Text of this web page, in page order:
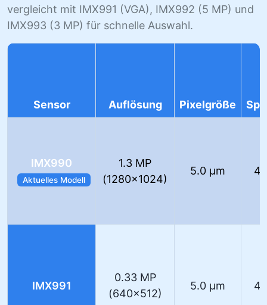
vergleicht mit IMX991 (VGA), IMX992 (5 MP) und
IMX993 (3 MP) für schnelle Auswahl.
Sensor Auflösung Pixelgröße
IMX990
Aktuelles Modell
1.3 MP
(1280×1024)
5.0 µm
IMX991
0.33 MP
(640×512)
5.0 µm